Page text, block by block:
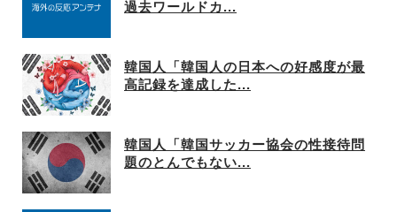
過去ワールドカ...
韓国人「韓国人の日本への好感度が最
高記録を達成した...
韓国人「韓国サッカー協会の性接待問
題のとんでもない...